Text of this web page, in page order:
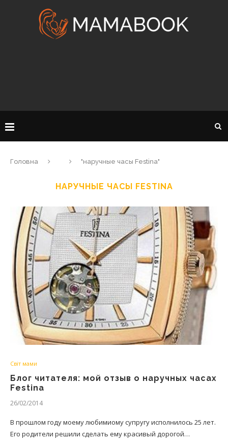
Головна "наручные часы Festina"
НАРУЧНЫЕ ЧАСЫ FESTINA
Світ мами
Блог читателя: мой отзыв о наручных часах
Festina
26/02/2014
В прошлом году моему любимиому супругу исполнилось 25 лет.
Его родители решили сделать ему красивый дорогой…